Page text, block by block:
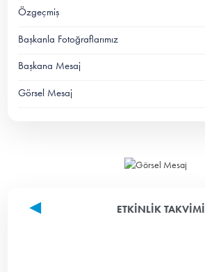
Özgeçmiş
Başkanla Fotoğraflarımız
Başkana Mesaj
Görsel Mesaj
ETKINLIK TAKVIMI